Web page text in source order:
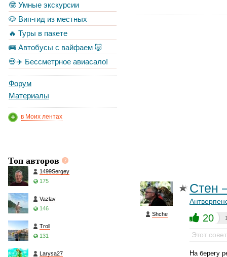
🤓 Умные экскурсии
🐶 Вип-гид из местных
🔥 Туры в пакете
🚌 Автобусы с вайфаем 🐷
💀✈️ Бессметрное авиасало!
Форум
Материалы
в Моих лентах
Топ авторов
1499Sergey
175
Vazlav
146
Troll
131
Larysa27
Shche
Стен
20
Этот
На берегу